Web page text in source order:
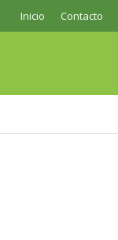
Inicio Contacto